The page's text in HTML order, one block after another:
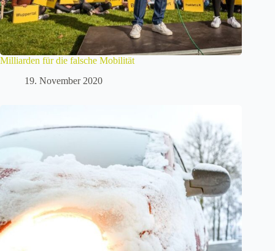
Milliarden für die falsche Mobilität
19. November 2020